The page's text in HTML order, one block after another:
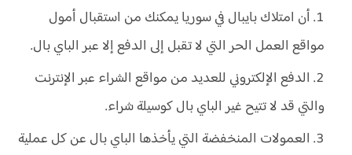
أن امتلاك بايبال في سوريا يمكنك من استقبال أمول
مواقع العمل الحر التي لا تقبل إلى الدفع إلا عبر الباي بال.
الدفع الإلكتروني للعديد من مواقع الشراء عبر الإنترنت
والتي قد لا تتيح غير الباي بال كوسيلة شراء.
العمولات المنخفضة التي يأخذها الباي بال عن كل عملية